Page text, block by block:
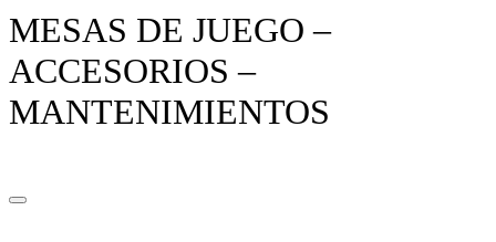
MESAS DE JUEGO –
ACCESORIOS –
MANTENIMIENTOS